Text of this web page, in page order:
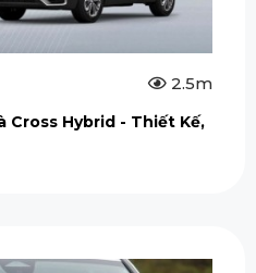
2.5m
Cross Hybrid - Thiết Kế,